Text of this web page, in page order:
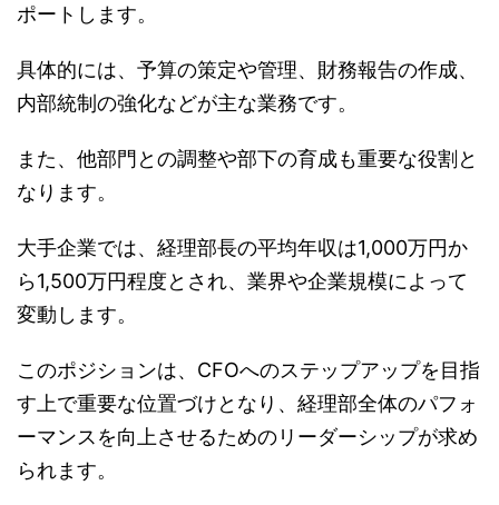
ポートします。
具体的には、予算の策定や管理、財務報告の作成、
内部統制の強化などが主な業務です。
また、他部門との調整や部下の育成も重要な役割と
なります。
大手企業では、経理部長の平均年収は1,000万円か
ら1,500万円程度とされ、業界や企業規模によって
変動します。
このポジションは、CFOへのステップアップを目指
す上で重要な位置づけとなり、経理部全体のパフォ
ーマンスを向上させるためのリーダーシップが求め
られます。